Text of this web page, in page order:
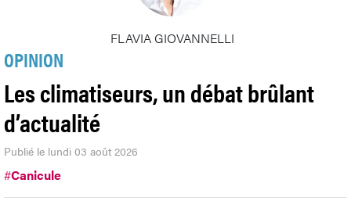
FLAVIA GIOVANNELLI
OPINION
Les climatiseurs, un débat brûlant
d’actualité
Publié le lundi 03 août 2026
#Canicule